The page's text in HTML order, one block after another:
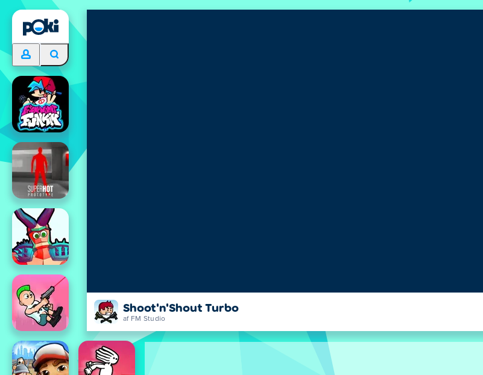
Shoot'n'Shout Turbo
af FM Studio